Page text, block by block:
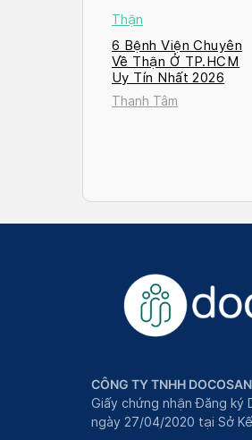
Thận
6 Bệnh Viện Chuyên
Về Thận Ở TP.HCM
Uy Tín Nhất 2026
Thanh Tâm
CÔNG TY TNHH
Giấy chứng nhận Đăng ký
ngày 27/04/2020 tại Sở